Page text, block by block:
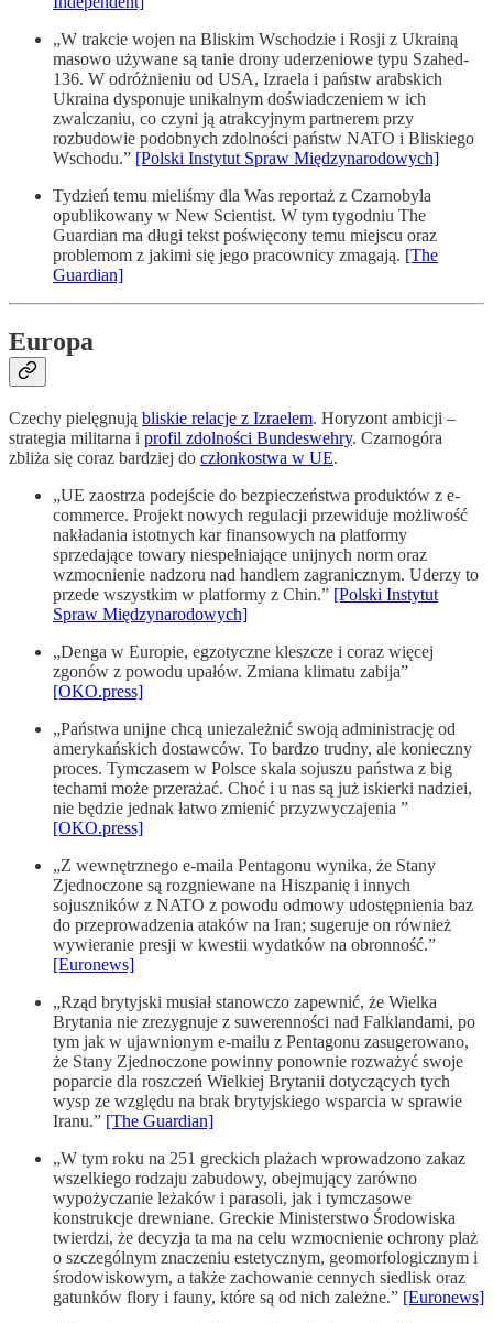
„W trakcie wojen na Bliskim Wschodzie i Rosji z Ukrainą
masowo używane są tanie drony uderzeniowe typu Szahed-
136. W odróżnieniu od USA, Izraela i państw arabskich
Ukraina dysponuje unikalnym doświadczeniem w ich
zwalczaniu, co czyni ją atrakcyjnym partnerem przy
rozbudowie podobnych zdolności państw NATO i Bliskiego
Wschodu.” [Polski Instytut Spraw Międzynarodowych]
Tydzień temu mieliśmy dla Was reportaż z Czarnobyla
opublikowany w New Scientist. W tym tygodniu The
Guardian ma długi tekst poświęcony temu miejscu oraz
problemom z jakimi się jego pracownicy zmagają. [The
Guardian]
Europa
Czechy pielęgnują bliskie relacje z Izraelem. Horyzont ambicji –
strategia militarna i profil zdolności Bundeswehry. Czarnogóra
zbliża się coraz bardziej do członkostwa w UE.
„UE zaostrza podejście do bezpieczeństwa produktów z e-
commerce. Projekt nowych regulacji przewiduje możliwość
nakładania istotnych kar finansowych na platformy
sprzedające towary niespełniające unijnych norm oraz
wzmocnienie nadzoru nad handlem zagranicznym. Uderzy to
przede wszystkim w platformy z Chin.” [Polski Instytut
Spraw Międzynarodowych]
„Denga w Europie, egzotyczne kleszcze i coraz więcej
zgonów z powodu upałów. Zmiana klimatu zabija”
[OKO.press]
„Państwa unijne chcą uniezależnić swoją administrację od
amerykańskich dostawców. To bardzo trudny, ale konieczny
proces. Tymczasem w Polsce skala sojuszu państwa z big
techami może przerażać. Choć i u nas są już iskierki nadziei,
nie będzie jednak łatwo zmienić przyzwyczajenia ”
[OKO.press]
„Z wewnętrznego e-maila Pentagonu wynika, że Stany
Zjednoczone są rozgniewane na Hiszpanię i innych
sojuszników z NATO z powodu odmowy udostępnienia baz
do przeprowadzenia ataków na Iran; sugeruje on również
wywieranie presji w kwestii wydatków na obronność.”
[Euronews]
„Rząd brytyjski musiał stanowczo zapewnić, że Wielka
Brytania nie zrezygnuje z suwerenności nad Falklandami, po
tym jak w ujawnionym e-mailu z Pentagonu zasugerowano,
że Stany Zjednoczone powinny ponownie rozważyć swoje
poparcie dla roszczeń Wielkiej Brytanii dotyczących tych
wysp ze względu na brak brytyjskiego wsparcia w sprawie
Iranu.” [The Guardian]
„W tym roku na 251 greckich plażach wprowadzono zakaz
wszelkiego rodzaju zabudowy, obejmujący zarówno
wypożyczanie leżaków i parasoli, jak i tymczasowe
konstrukcje drewniane. Greckie Ministerstwo Środowiska
twierdzi, że decyzja ta ma na celu wzmocnienie ochrony plaż
o szczególnym znaczeniu estetycznym, geomorfologicznym i
środowiskowym, a także zachowanie cennych siedlisk oraz
gatunków flory i fauny, które są od nich zależne.” [Euronews]